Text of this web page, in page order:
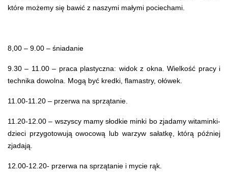
które możemy się bawić z naszymi małymi pociechami.
8,00 – 9.00 – śniadanie
9.30 – 11.00 – praca plastyczna: widok z okna. Wielkość pracy i
technika dowolna. Mogą być kredki, flamastry, ołówek.
11.00-11.20 – przerwa na sprzątanie.
11.20-12.00 – wszyscy mamy słodkie minki bo zjadamy witaminki-
dzieci przygotowują owocową lub warzyw sałatkę, którą później
zjadają.
12.00-12.20- przerwa na sprzątanie i mycie rąk.